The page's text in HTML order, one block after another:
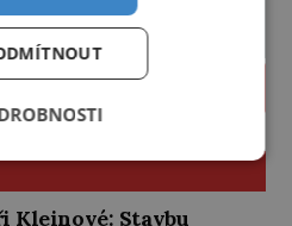
Kleinové: Stavbu